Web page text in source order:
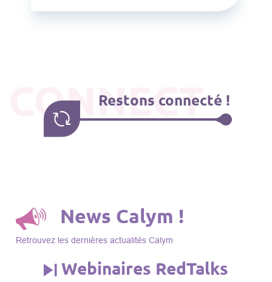
CONNECT
Restons connecté !
News Calym !
Retrouvez les dernières actualités Calym
Webinaires RedTalks